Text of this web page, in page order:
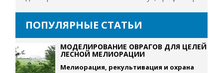
ПОПУЛЯРНЫЕ СТАТЬИ
МОДЕЛИРОВАНИЕ ОВРАГОВ ДЛЯ ЦЕЛЕЙ
ЛЕСНОЙ МЕЛИОРАЦИИ
Мелиорация, рекультивация и охрана